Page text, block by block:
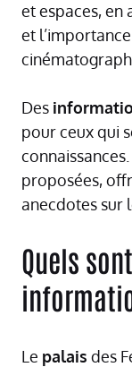
et espaces, en
et
Des
pour ceux qui
proposées,
anecdotes sur
Quels
Le palais des